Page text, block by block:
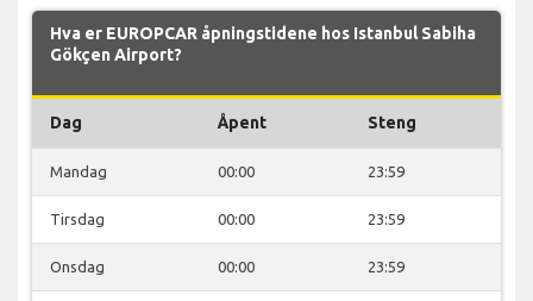
Hva er EUROPCAR åpningstidene hos Istanbul Sabiha
Gökçen Airport?
Dag Åpent Steng
Mandag 00:00 23:59
Tirsdag 00:00 23:59
Onsdag 00:00 23:59